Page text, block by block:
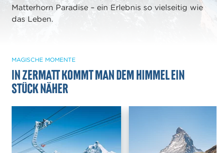
Matterhorn Paradise – ein Erlebnis so vielseitig wie
das Leben.
MAGISCHE MOMENTE
In Zermatt kommt man dem Himmel ein
Stück näher